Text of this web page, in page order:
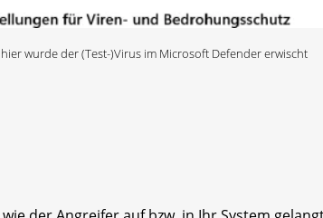
wurde der (Test-)Virus im Microsoft Defender erwischt